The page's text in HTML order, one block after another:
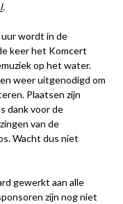
.
wordt in de
keer het Komcert
op het water.
weer uitgenodigd om
Plaatsen zijn
dank voor de
van de
Wacht dus niet
gewerkt aan alle
zijn nog niet